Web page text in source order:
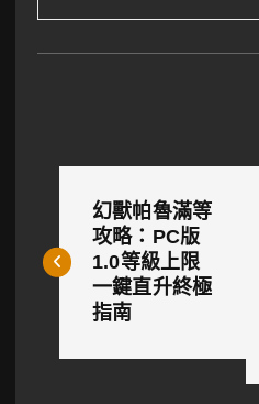
導
幻獸帕魯滿等
攻略：PC版
1.0等級上限
一鍵直升終極
指南